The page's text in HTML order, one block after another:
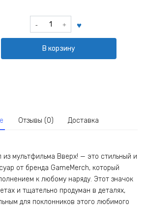
Количество
товара
Скаут
Рассел
В корзину
Отзывы (0) Доставка
из мультфильма Вверх! — это стильный и
от бренда GameMerch, который
к любому наряду. Этот значок
и тщательно продуман в деталях,
для поклонников этого любимого